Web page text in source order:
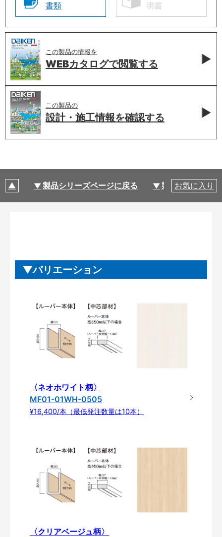
書類
明書
この製品の情報を
WEBカタログで閲覧する
この製品の
設計・施工情報を確認する
製品シリーズページに戻る 製品仕様
お気に入り
バリエーション
〈ネオホワイト柄〉
MF01-01WH-0505
¥16,400/本（最低発注数量は10本）
〈クリアベージュ柄〉